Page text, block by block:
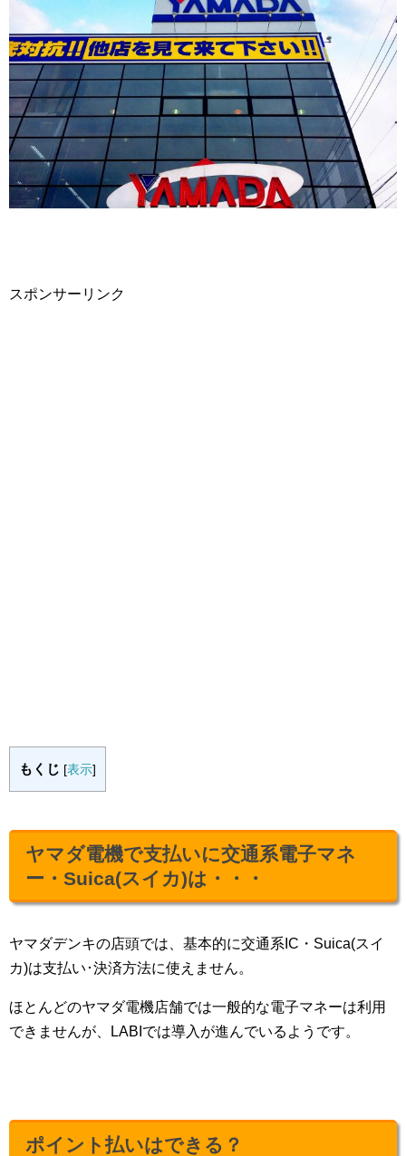
スポンサーリンク
もくじ [表示]
ヤマダ電機で支払いに交通系電子マネ
ー・Suica(スイカ)は・・・
ヤマダデンキの店頭では、基本的に交通系IC・Suica(スイ
カ)は支払い･決済方法に使えません。
ほとんどのヤマダ電機店舗では一般的な電子マネーは利用
できませんが、LABIでは導入が進んでいるようです。
ポイント払いはできる？